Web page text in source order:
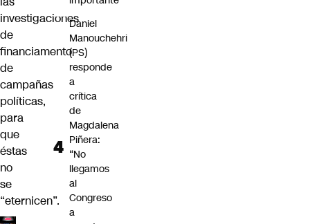
investigaciones
de
financiamento
de
campañas
políticas,
para
que
éstas
no
se
“eternicen”.
Daniel
Manouchehri
(PS)
responde
a
crítica
de
Magdalena
Piñera:
“No
llegamos
al
Congreso
a